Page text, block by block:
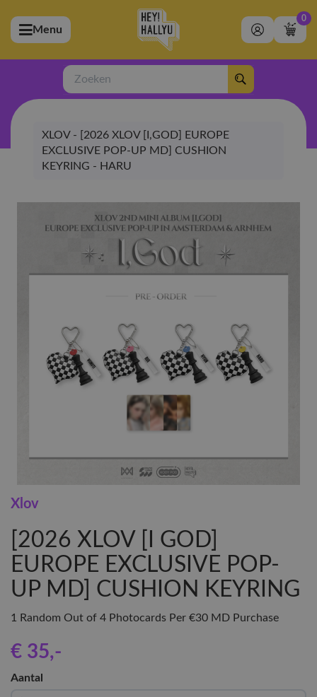
(Artiesten)
(Merchandise)
(Exclusive)
(Winkel)
Menu
0
Zoeken
XLOV - [2026 XLOV [I,GOD] EUROPE
EXCLUSIVE POP-UP MD] CUSHION
KEYRING - HARU
Xlov
[2026 XLOV [I GOD]
EUROPE EXCLUSIVE POP-
UP MD] CUSHION KEYRING
1 Random Out of 4 Photocards Per €30 MD Purchase
€ 35,-
Aantal